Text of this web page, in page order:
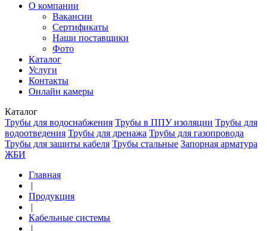
О компании
Вакансии
Сертификаты
Наши поставщики
Фото
Каталог
Услуги
Контакты
Онлайн камеры
Каталог
Трубы для водоснабжения Трубы в ППУ изоляции Трубы для
водоотведения Трубы для дренажа Трубы для газопровода
Трубы для защиты кабеля Трубы стальные Запорная арматура
ЖБИ
Главная
|
Продукция
|
Кабельные системы
|